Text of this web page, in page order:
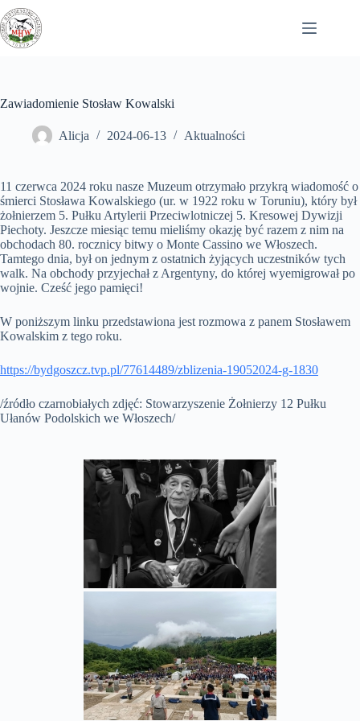
Przejdź
do
treści
Zawiadomienie Stosław Kowalski
Alicja 2024-06-13 Aktualności
11 czerwca 2024 roku nasze Muzeum otrzymało przykrą wiadomość o
śmierci Stosława Kowalskiego (ur. w 1922 roku w Toruniu), który był
żołnierzem 5. Pułku Artylerii Przeciwlotniczej 5. Kresowej Dywizji
Piechoty. Jeszcze miesiąc temu mieliśmy okazję być razem z nim na
obchodach 80. rocznicy bitwy o Monte Cassino we Włoszech.
Tamtego dnia, był on jednym z ostatnich żyjących uczestników tych
walk. Na obchody przyjechał z Argentyny, do której wyemigrował po
wojnie. Cześć jego pamięci!
W poniższym linku przedstawiona jest rozmowa z panem Stosławem
Kowalskim z tego roku.
https://bydgoszcz.tvp.pl/77614489/zblizenia-19052024-g-1830
/źródło czarnobiałych zdjęć: Stowarzyszenie Żołnierzy 12 Pułku
Ułanów Podolskich we Włoszech/